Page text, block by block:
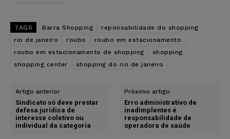
TAGS Barra Shopping
reponsabilidade do shopping
rio de janeiro
roubo
roubo em estacionamento
roubo em estacionamento de shopping
shopping
shopping center
shopping do rio de janeiro
Artigo anterior
Sindicato só deve prestar
defesa jurídica de
interesse coletivo ou
individual da categoria
Próximo artigo
Erro administrativo de
inadimplentes é
responsabilidade de
operadora de saúde